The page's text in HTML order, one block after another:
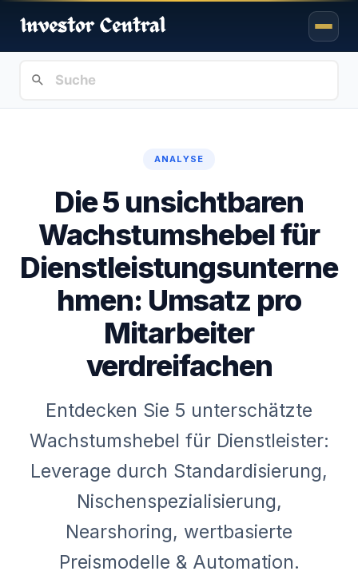
ANALYSE
Die 5 unsichtbaren
Wachstumshebel für
Dienstleistungsunterne
hmen: Umsatz pro
Mitarbeiter
verdreifachen
Entdecken Sie 5 unterschätzte
Wachstumshebel für Dienstleister:
Leverage durch Standardisierung,
Nischenspezialisierung,
Nearshoring, wertbasierte
Preismodelle & Automation.